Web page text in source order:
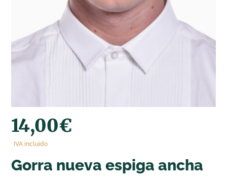
14,00€
IVA incluido
gorra nueva espiga ancha